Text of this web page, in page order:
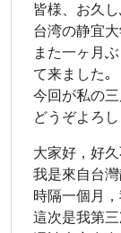
皆様、お久し
台湾の静宜
また一ヶ月
て来ました｡
今回が私の
どうぞよろ
大家好，好久
我是來自台灣
時隔一個月
這次是我第三